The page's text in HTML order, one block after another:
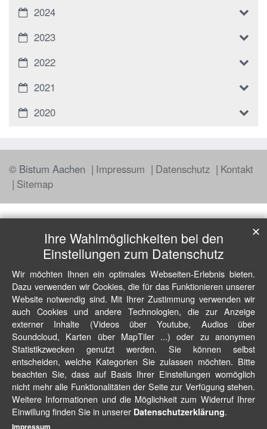
2024
2023
2022
2021
2020
© Bistum Aachen Impressum Datenschutz
Kontakt
Sitemap
Ihre Wahlmöglichkeiten bei den
Einstellungen zum Datenschutz
Wir möchten Ihnen ein optimales Webseiten-Erlebnis bieten.
Dazu verwenden wir Cookies, die für das Funktionieren unserer
Website notwendig sind. Mit Ihrer Zustimmung verwenden wir
auch Cookies und andere Technologien, die zur Anzeige
externer Inhalte (Videos über Youtube, Audios über
Soundcloud, Karten über MapTiler ...) oder zu anonymen
Statistikzwecken genutzt werden. Sie können selbst
entscheiden, welche Kategorien Sie zulassen möchten. Bitte
beachten Sie, dass auf Basis Ihrer Einstellungen womöglich
nicht mehr alle Funktionalitäten der Seite zur Verfügung stehen.
Weitere Informationen und die Möglichkeit zum Widerruf Ihrer
Einwillung finden Sie in unserer Datenschutzerklärung.
✕
Impressum